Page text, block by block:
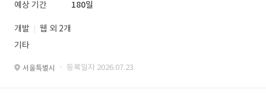
예상 기간
180일
개발
웹 외 2개
기타
서울특별시 · 등록일자 2026.07.23.